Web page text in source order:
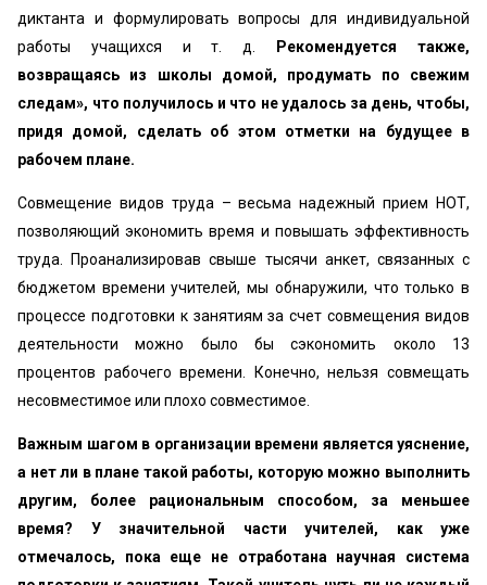
диктанта и формулировать вопросы для индивидуальной
работы учащихся и т. д.
Рекомендуется также,
возвращаясь из школы домой, продумать по свежим
следам», что получилось и что не удалось за день, чтобы,
придя домой, сделать об этом отметки на будущее в
рабочем плане.
Совмещение видов труда – весьма надежный прием НОТ,
позволяющий экономить время и повышать эффективность
труда. Проанализировав свыше тысячи анкет, связанных с
бюджетом времени учителей, мы обнаружили, что только в
процессе подготовки к занятиям за счет совмещения видов
деятельности можно было бы сэкономить около 13
процентов рабочего времени. Конечно, нельзя совмещать
несовместимое или плохо совместимое.
Важным шагом в организации времени является уяснение,
а нет ли в плане такой работы, которую можно выполнить
другим, более рациональным способом, за меньшее
время? У значительной части учителей, как уже
отмечалось, пока еще не отработана научная система